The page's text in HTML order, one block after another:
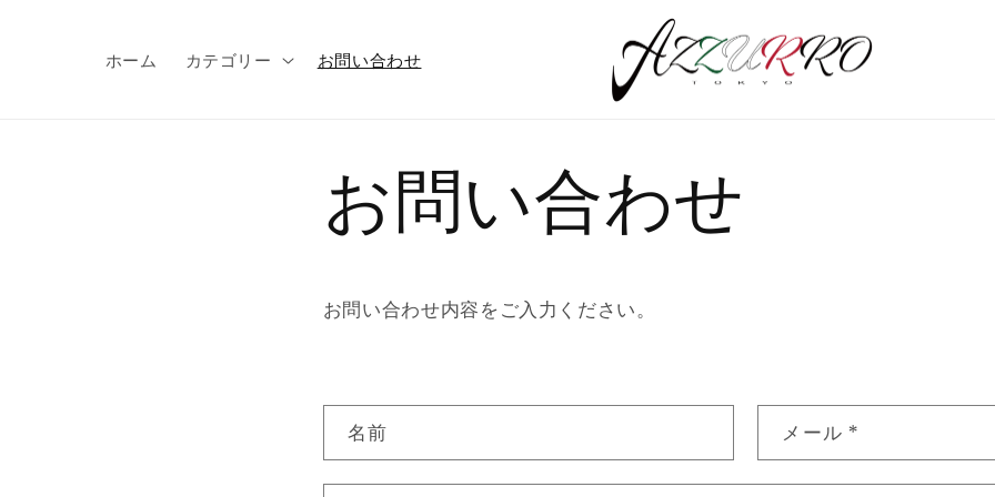
ホーム カテゴリー お問い合わせ
お問い合わせ
お問い合わせ内容をご入力ください。
お
問
名前 メール *